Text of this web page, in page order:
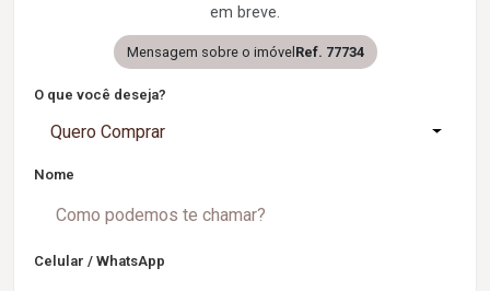
em breve.
Mensagem sobre o imóvelRef. 77734
O que você deseja?
Quero Comprar
Nome
Celular / WhatsApp